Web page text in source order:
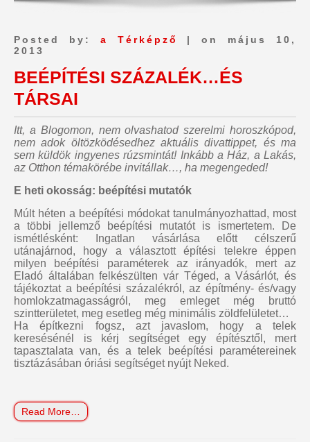
Posted by: a Térképző
| on május 10,
2013
BEÉPÍTÉSI SZÁZALÉK…ÉS
TÁRSAI
Itt, a Blogomon, nem olvashatod szerelmi horoszkópod,
nem adok öltözködésedhez aktuális divattippet, és ma
sem küldök ingyenes rúzsmintát! Inkább a Ház, a Lakás,
az Otthon témakörébe invitállak…, ha megengeded!
E heti okosság: beépítési mutatók
Múlt héten a beépítési módokat tanulmányozhattad, most
a többi jellemző beépítési mutatót is ismertetem. De
ismétlésként: Ingatlan vásárlása előtt célszerű
utánajárnod, hogy a választott építési telekre éppen
milyen beépítési paraméterek az irányadók, mert az
Eladó általában felkészülten vár Téged, a Vásárlót, és
tájékoztat a beépítési százalékról, az építmény- és/vagy
homlokzatmagasságról, meg emleget még bruttó
szintterületet, meg esetleg még minimális zöldfelületet…
Ha építkezni fogsz, azt javaslom, hogy a telek
keresésénél is kérj segítséget egy építésztől, mert
tapasztalata van, és a telek beépítési paramétereinek
tisztázásában óriási segítséget nyújt Neked.
Read More…